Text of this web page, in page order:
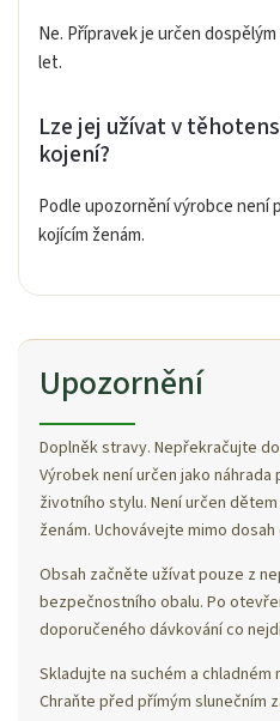
Ne. Přípravek je určen
let.
Lze jej užívat v
kojení?
Podle upozornění výrobce není
kojícím ženám.
Upozornění
Doplněk stravy. Nepřekračujte
Výrobek není určen jako
životního stylu. Není určen
ženám. Uchovávejte mimo dosah
Obsah začněte užívat pouze z
bezpečnostního obalu. Po
doporučeného dávkování co
Skladujte na suchém a
Chraňte před přímým slunečním